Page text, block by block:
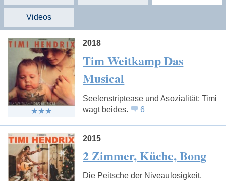
Videos
2018
Tim Weitkamp Das
Musical
Seelenstriptease und Asozialität: Timi
wagt beides.
6
2015
2 Zimmer, Küche, Bong
Die Peitsche der Niveaulosigkeit.